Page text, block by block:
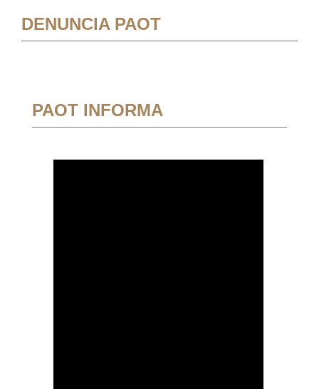
DENUNCIA PAOT
PAOT INFORMA